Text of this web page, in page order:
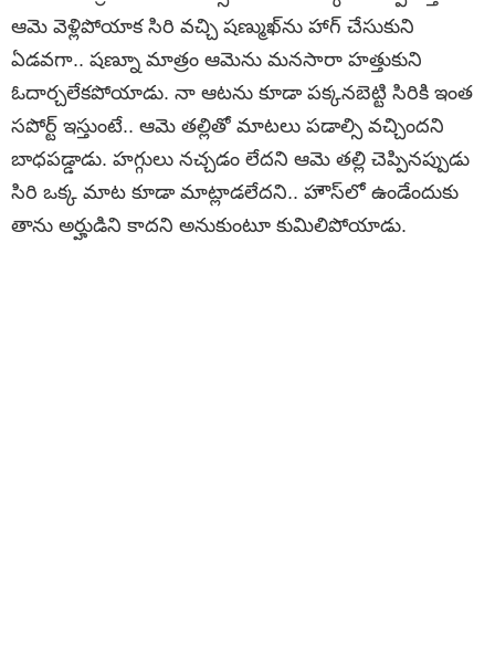
ఆమె వెళ్లిపోయాక సిరి వచ్చి షణ్ముఖ్‌ను హాగ్ చేసుకుని
ఏడవగా.. షణ్నూ మాత్రం ఆమెను మనసారా హత్తుకుని
ఓదార్చలేకపోయాడు. నా ఆటను కూడా పక్కనబెట్టి సిరికి ఇంత
సపోర్ట్ ఇస్తుంటే.. ఆమె తల్లితో మాటలు పడాల్సి వచ్చిందని
బాధపడ్డాడు. హగ్గులు నచ్చడం లేదని ఆమె తల్లి చెప్పినప్పుడు
సిరి ఒక్క మాట కూడా మాట్లాడలేదని.. హౌస్‌లో ఉండేందుకు
తాను అర్హుడిని కాదని అనుకుంటూ కుమిలిపోయాడు.